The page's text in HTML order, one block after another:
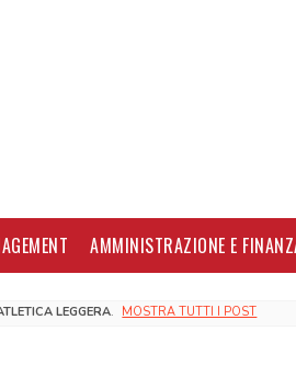
AMMINISTRAZIONE E
LEGGERA. MOSTRA TUTTI I POST